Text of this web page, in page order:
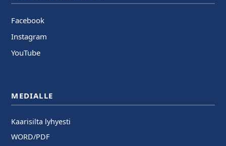
Facebook
Instagram
YouTube
MEDIALLE
Kaarisilta lyhyesti
WORD/PDF